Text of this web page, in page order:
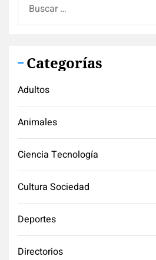
Categorías
Adultos
Animales
Ciencia Tecnología
Cultura Sociedad
Deportes
Directorios